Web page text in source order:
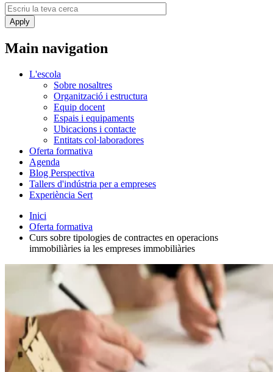
Main navigation
L'escola
Sobre nosaltres
Organització i estructura
Equip docent
Espais i equipaments
Ubicacions i contacte
Entitats col·laboradores
Oferta formativa
Agenda
Blog Perspectiva
Tallers d'indústria per a empreses
Experiència Sert
Inici
Oferta formativa
Curs sobre tipologies de contractes en operacions
immobiliàries ia les empreses immobiliàries